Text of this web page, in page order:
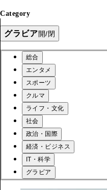
Category
グラビア開/閉
総合
エンタメ
スポーツ
クルマ
ライフ・文化
社会
政治・国際
経済・ビジネス
IT・科学
グラビア